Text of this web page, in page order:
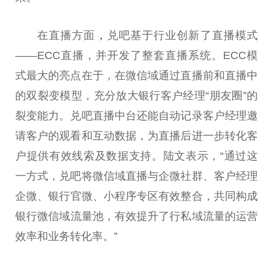
在直播方面 ，
兑吧基于行业创新了直播模式
——ECC直播，并开发了整套直播系统。ECC模
式最大的亮点在于，在微信域通过直播前和直播中
的双裂变模型，充分放大银行客户经理“朋友圈”的
裂变能力。兑吧直播中台还能自动记录客户经理邀
请客户的观看和互动数据，为直播后进一步转化客
户提供有效线索及数据支持。陆文表示，“通过这
一方式，兑吧将微信域直播与企微社群、客户经理
企微、银行官微、小程序专区有效整合，共同构成
银行微信域流量池，有效提升了行私域流量的运营
效率和业务转化率。”